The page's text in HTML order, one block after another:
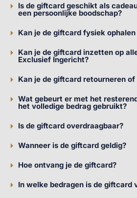
Is de giftcard geschikt als
een persoonlijke boodschap?
Kan je de giftcard fysiek
Kan je de giftcard inzetten op
Exclusief Ingericht?
Kan je de giftcard retourneren of
Wat gebeurt er met het
het volledige bedrag gebruikt?
Is de giftcard overdraagbaar?
Wanneer is de giftcard geldig?
Hoe ontvang je de giftcard?
In welke bedragen is de giftcard